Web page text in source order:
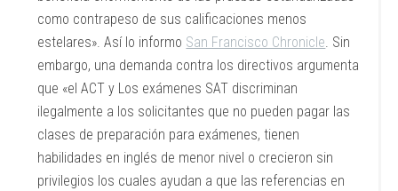
como contrapeso de sus calificaciones menos
estelares». Así lo informo San Francisco Chronicle. Sin
embargo, una demanda contra los directivos argumenta
que «el ACT y Los exámenes SAT discriminan
ilegalmente a los solicitantes que no pueden pagar las
clases de preparación para exámenes, tienen
habilidades en inglés de menor nivel o crecieron sin
privilegios los cuales ayudan a que las referencias en